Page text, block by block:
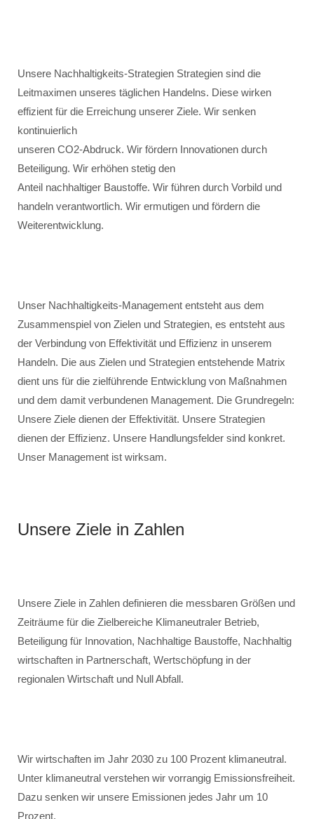
Unsere Nachhaltigkeits-Strategien Strategien sind die
Leitmaximen unseres täglichen Handelns. Diese wirken
effizient für die Erreichung unserer Ziele. Wir senken
kontinuierlich
unseren CO2-Abdruck. Wir fördern Innovationen durch
Beteiligung. Wir erhöhen stetig den
Anteil nachhaltiger Baustoffe. Wir führen durch Vorbild und
handeln verantwortlich. Wir ermutigen und fördern die
Weiterentwicklung.
Unser Nachhaltigkeits-Management entsteht aus dem
Zusammenspiel von Zielen und Strategien, es entsteht aus
der Verbindung von Effektivität und Effizienz in unserem
Handeln. Die aus Zielen und Strategien entstehende Matrix
dient uns für die zielführende Entwicklung von Maßnahmen
und dem damit verbundenen Management. Die Grundregeln:
Unsere Ziele dienen der Effektivität. Unsere Strategien
dienen der Effizienz. Unsere Handlungsfelder sind konkret.
Unser Management ist wirksam.
Unsere Ziele in Zahlen
Unsere Ziele in Zahlen definieren die messbaren Größen und
Zeiträume für die Zielbereiche Klimaneutraler Betrieb,
Beteiligung für Innovation, Nachhaltige Baustoffe, Nachhaltig
wirtschaften in Partnerschaft, Wertschöpfung in der
regionalen Wirtschaft und Null Abfall.
Wir wirtschaften im Jahr 2030 zu 100 Prozent klimaneutral.
Unter klimaneutral verstehen wir vorrangig Emissionsfreiheit.
Dazu senken wir unsere Emissionen jedes Jahr um 10
Prozent.